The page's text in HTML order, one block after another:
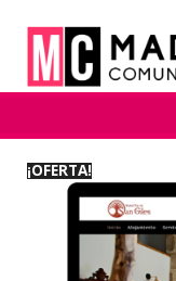
¡OFERTA!